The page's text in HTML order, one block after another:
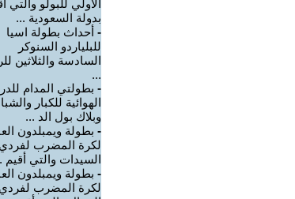
الأولي للبولو والتي
بدولة السعودية ...
- أحداث بطولة اسيا
للبلياردو السنوكر
السادسة والثلاثين
...
- بطولتي المدام
الهوائية للكبار
وبلاك بول الد ...
- بطولة ويمبلدون
لكرة المضرب لفردي
السيدات والتي أقيم
- بطولة ويمبلدون
لكرة المضرب لفردي